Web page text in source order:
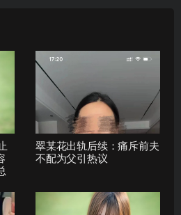
翠某花出轨后续：痛斥前夫
不配为父引热议